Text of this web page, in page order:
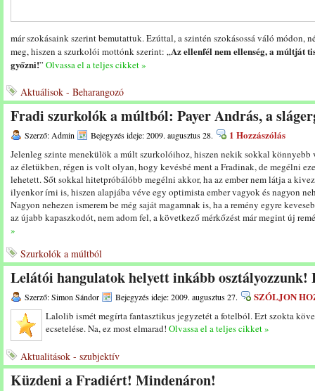
már szokásaink szerint bemutattuk. Ezúttal, a szintén szokásossá váló módon,
meg, hiszen a szurkolói mottónk szerint: „Az ellenfél nem ellenség, a múltját
győzni!” Olvassa el a teljes cikket »
Aktuálisok - Beharangozó
Fradi szurkolók a múltból: Payer András, a
Szerző: Admin Bejegyzés ideje: 2009. augusztus 28. 1 Hozzászólás
Jelenleg szinte menekülök a múlt szurkolóihoz, hiszen nekik sokkal
az életükben, régen is volt olyan, hogy kevésbé ment a Fradinak, de megélni
lehetett. Sőt sokkal hitetpróbálóbb megélni akkor, ha az ember nem látja a
ilyenkor írni is, hiszen alapjába véve egy optimista ember vagyok és nagyon
Nagyon nehezen ismerem be még saját magamnak is, ha a remény egyre
az újabb kapaszkodót, nem adom fel, a következő mérkőzést már megint új
»
Szurkolók a múltból
Lelátói hangulatok helyett inkább osztályozzunk!
Szerző: Simon Sándor Bejegyzés ideje: 2009. augusztus 27. SZÓLJON
Lalolib ismét megírta fantasztikus jegyzetét a fotelból. Ezt szokta
ecsetelése. Na, ez most elmarad! Olvassa el a teljes cikket »
Aktualitások - szubjektív
Küzdeni a Fradiért! Mindenáron!